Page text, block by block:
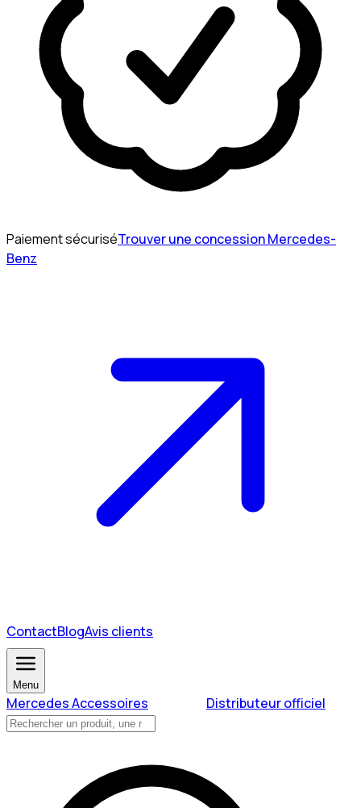
Paiement sécuriséTrouver une concession Mercedes-
Benz
ContactBlogAvis clients
Menu
Mercedes Accessoires Distributeur officiel